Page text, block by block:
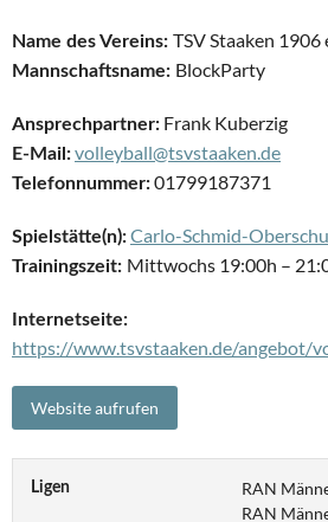
Name des Vereins: TSV Staaken 1906
Mannschaftsname: BlockParty
Ansprechpartner: Frank Kuberzig
E-Mail:volleyball@tsvstaaken.de
Telefonnummer:01799187371
Spielstätte(n):Carlo-Schmid-
Trainingszeit: Mittwochs 19:00h –
Internetseite:
https://www.tsvstaaken.de/angebot/
Ligen
RAN
RAN